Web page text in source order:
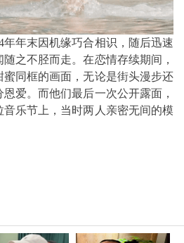
年年末因机缘巧合相识，随后迅速
之不胫而走。在恋情存续期间，
同框的画面，无论是街头漫步还
爱。而他们最后一次公开露面，
乐节上，当时两人亲密无间的模